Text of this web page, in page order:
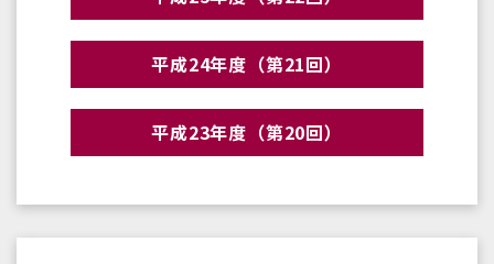
平成24年度（第21回）
平成23年度（第20回）